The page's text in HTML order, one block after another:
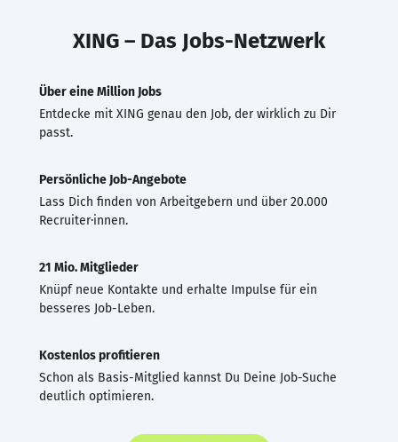
XING – Das Jobs-Netzwerk
Über eine Million Jobs
Entdecke mit XING genau den Job, der wirklich zu Dir
passt.
Persönliche Job-Angebote
Lass Dich finden von Arbeitgebern und über 20.000
Recruiter·innen.
21 Mio. Mitglieder
Knüpf neue Kontakte und erhalte Impulse für ein
besseres Job-Leben.
Kostenlos profitieren
Schon als Basis-Mitglied kannst Du Deine Job-Suche
deutlich optimieren.